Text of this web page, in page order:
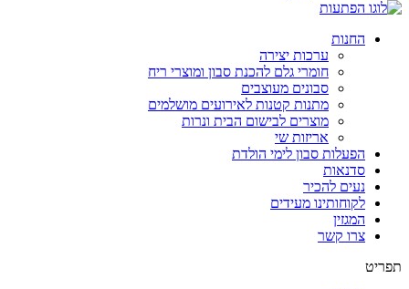
החנות
ערכות יצירה
חומרי גלם להכנת סבון ומוצרי ריח
סבונים מעוצבים
מתנות קטנות לאירועים מושלמים
מוצרים לבישום הבית ונרות
אריזות שי
הפעלות סבון לימי הולדת
סדנאות
נעים להכיר
לקוחותינו מעידים
המגזין
צרו קשר
תפריט